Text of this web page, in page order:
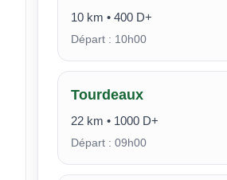
10 km • 400 D+
Départ : 10h00
Tourdeaux
22 km • 1000 D+
Départ : 09h00